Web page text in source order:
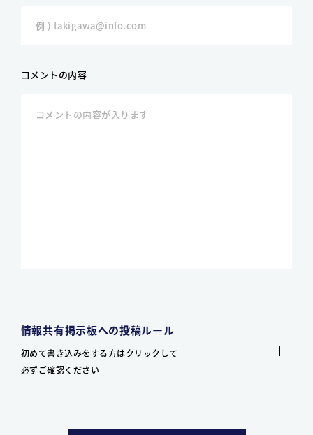
コメントの内容
情報共有掲示板への投稿ルール
初めて書き込みをする方はクリックして
必ずご確認ください